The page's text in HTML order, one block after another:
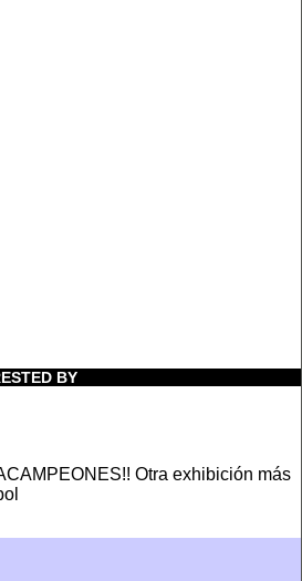
BY
Otra exhibición más